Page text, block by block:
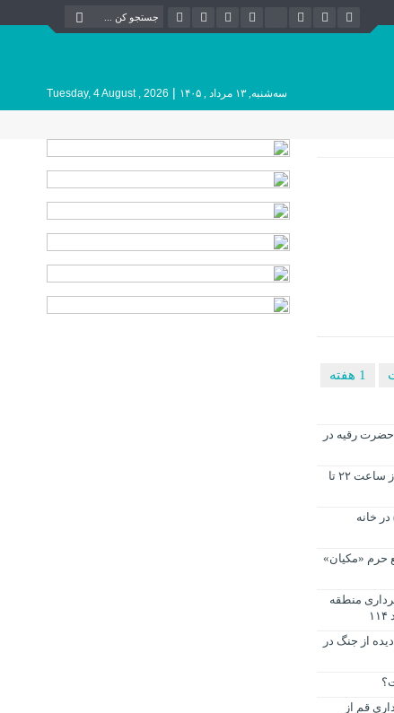
سه‌شنبه, ۱۳ مرداد , ۱۴۰۵ |
Tuesday, 4 August , 2026
1 هفته
رقیه در
سرویس‌دهی رایگان اتوبوس‌های قم از ساعت ۲۲ تا
خانه
حرم «مکیان»
منطقه
از جنگ در
قم از